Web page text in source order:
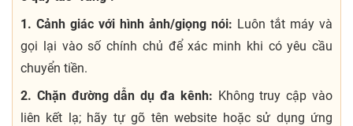
1. Cảnh giác với hình ảnh/giọng nói: Luôn tắt máy và
gọi lại vào số chính chủ để xác minh khi có yêu cầu
chuyển tiền.
2. Chặn đường dẫn dụ đa kênh: Không truy cập vào
liên kết lạ; hãy tự gõ tên website hoặc sử dụng ứng